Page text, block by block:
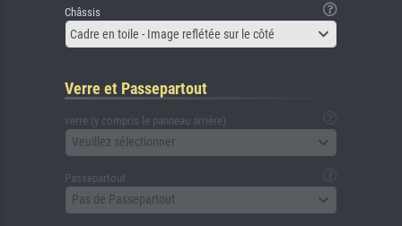
Châssis
Cadre en toile - Image reflétée sur le côté
Verre et Passepartout
verre (y compris le panneau arrière)
Veuillez sélectionner
Passepartout
Pas de Passepartout